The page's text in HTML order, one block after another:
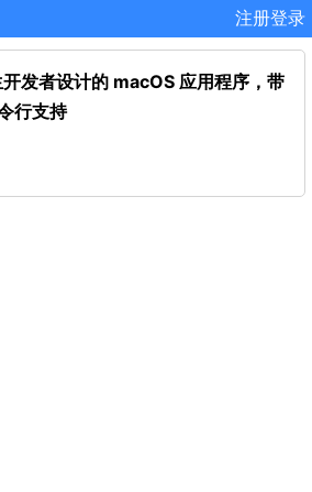
注册登录
发者设计的 macOS 应用程序，带
行支持